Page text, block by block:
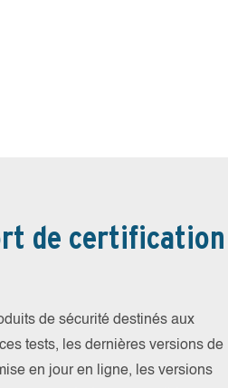
de certification
de sécurité destinés aux
tests, les dernières versions de
en jour en ligne, les versions